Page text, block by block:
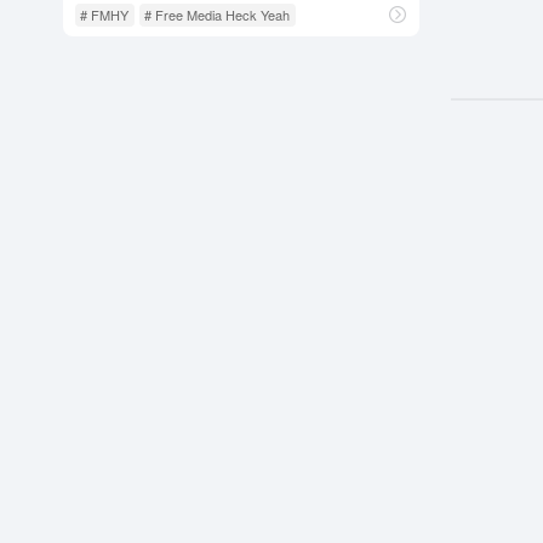
# FMHY # Free Media Heck Yeah